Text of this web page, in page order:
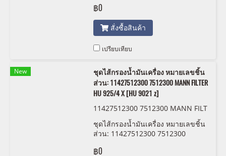
฿0
สั่งซื้อสินค้า
เปรียบเทียบ
New
ชุดไส้กรองน้ำมันเครื่อง หมายเลขชิ้น
ส่วน: 11427512300 7512300 MANN FILTER
HU 925/4 X [HU 9021 z]
11427512300 7512300 MANN FILT
ER HU 925/4 X [HU 9021 z]
ชุดไส้กรองน้ำมันเครื่อง หมายเลขชิ้น
ส่วน: 11427512300 7512300
9021 z]
฿0